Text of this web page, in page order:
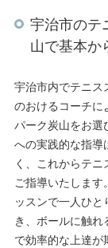
宇治市のテ
山で基本か
宇治市内でテニス
のおけるコーチに
パーク炭山をお選
への実践的な指導
く、これからテ
ご指導いたしま
ッスンで一人ひ
き、ボールに触れ
で効率的な上達が